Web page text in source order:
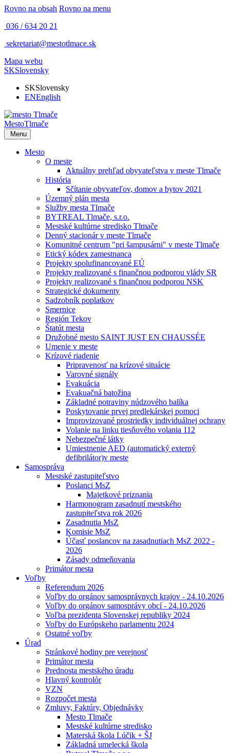
Rovno na obsah Rovno na menu
036 / 634 20 21
sekretariat@mestotlmace.sk
Mapa webu
SKSlovensky
SKSlovensky
ENEnglish
MestoTlmače
Menu
Mesto
O meste
Aktuálny prehľad obyvateľstva v meste Tlmače
História
Sčítanie obyvateľov, domov a bytov 2021
Územný plán mesta
Služby mesta Tlmače
BYTREAL Tlmače, s.r.o.
Mestské kultúrne stredisko Tlmače
Denný stacionár v meste Tlmače
Komunitné centrum "pri šampusárni" v meste Tlmače
Etický kódex zamestnanca
Projekty spolufinancované EÚ
Projekty realizované s finančnou podporou vlády SR
Projekty realizované s finančnou podporou NSK
Strategické dokumenty
Sadzobník poplatkov
Smernice
Región Tekov
Štatút mesta
Družobné mesto SAINT JUST EN CHAUSSÉE
Umenie v meste
Krízové riadenie
Pripravenosť na krízové situácie
Varovné signály
Evakuácia
Evakuačná batožina
Základné potraviny núdzového balíka
Poskytovanie prvej predlekárskej pomoci
Improvizované prostriedky individuálnej ochrany
Volanie na linku tiesňového volania 112
Nebezpečné látky
Umiestnenie AED (automatický externý
defibrilátor)v meste
Samospráva
Mestské zastupiteľstvo
Poslanci MsZ
Majetkové priznania
Harmonogram zasadnutí mestského
zastupiteľstva rok 2026
Zasadnutia MsZ
Komisie MsZ
Účasť poslancov na zasadnutiach MsZ 2022 -
2026
Zásady odmeňovania
Primátor mesta
Voľby
Referendum 2026
Voľby do orgánov samosprávnych krajov - 24.10.2026
Voľby do orgánov samosprávy obcí - 24.10.2026
Voľba prezidenta Slovenskej republiky 2024
Voľby do Európskeho parlamentu 2024
Ostatné voľby
Úrad
Stránkové hodiny pre verejnosť
Primátor mesta
Prednosta mestského úradu
Hlavný kontrolór
VZN
Rozpočet mesta
Zmluvy, Faktúry, Objednávky
Mesto Tlmače
Mestské kultúrne stredisko
Materská škola Lúčik + ŠJ
Základná umelecká škola